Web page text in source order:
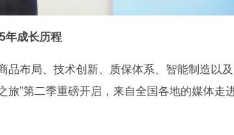
年成长历程
品布局、技术创新、质保体系、智能制造以及
旅”第二季重磅开启，来自全国各地的媒体走